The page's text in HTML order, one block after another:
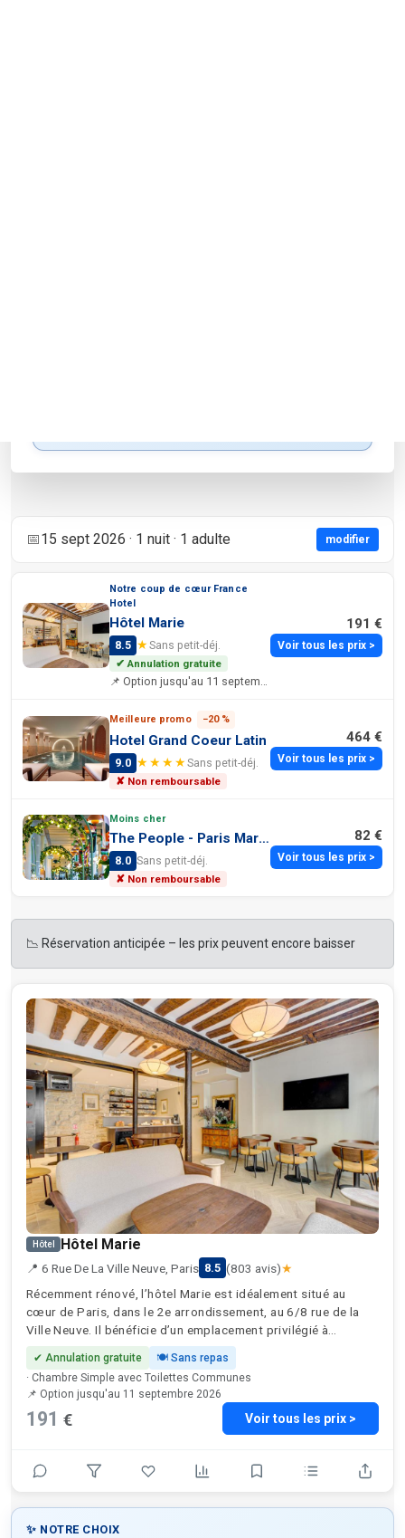
📅15 sept 2026 · 1 nuit · 1 adulte modifier
Notre coup de cœur France
Hotel
Hôtel Marie
8.5 ★Sans petit-déj.
✔ Annulation gratuite
191 €
Voir tous les prix >
Meilleure promo −20 %
Hotel Grand Coeur Latin
9.0 ★★★★Sans petit-déj.
✘ Non remboursable
464 €
Voir tous les prix >
Moins cher
The People - Paris Marais
8.0 Sans petit-déj.
✘ Non remboursable
82 €
Voir tous les prix >
📉 Réservation anticipée – les prix peuvent encore baisser
Hôtel Hôtel Marie
📍 6 Rue De La Ville Neuve, Paris 8.5 (803 avis)★
Récemment rénové, l’hôtel Marie est idéalement situé au
cœur de Paris, dans le 2e arrondissement, au 6/8 rue de la
Ville Neuve. Il bénéficie d’un emplacement privilégié à
proximité des stations de métro desservant les lignes 8, 9 et
4, y compris la station Bonne Nouvelle, à seulement 130
mètres. À quelques pas, vous trouverez plusieurs sites
emblématiques: Le Grand Rex une célèbre salle de cinéma et
de spectacle, à seulement 2 minutes; le musée du chocolat,
parfait pour une expérience gourmande (à 3 minutes); le
et les élégants passages couverts de la ville tels que la
Grand-Cerf, idéal pour flâner et faire du shopping. Le Palais
Brongniart, ancien siège de la Bourse de Paris, est un autre
✔ Annulation gratuite
🍽 Sans repas
· Chambre Simple avec Toilettes Communes
📌 Option jusqu'au 11 septembre 2026
191 € Voir tous les prix >
✨ NOTRE CHOIX